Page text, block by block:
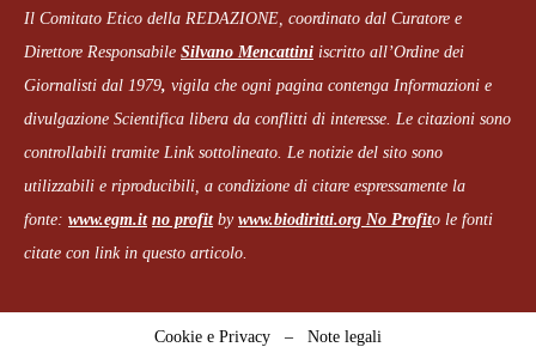
Il Comitato Etico della REDAZIONE, coordinato dal Curatore e
Direttore Responsabile Silvano Mencattini iscritto all’Ordine dei
Giornalisti dal 1979, vigila che ogni pagina contenga Informazioni e
divulgazione Scientifica libera da conflitti di interesse. Le citazioni sono
controllabili tramite Link sottolineato. Le notizie del sito sono
utilizzabili e riproducibili, a condizione di citare espressamente la
fonte: www.egm.it no profitby www.biodiritti.org No Profito le fonti
citate con link in questo articolo.
Cookie e Privacy – Note legali